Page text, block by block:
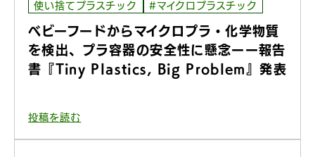
使い捨てプラスチック
#マイクロプラスチック
ベビーフードからマイクロプラ・化学物質
を検出、プラ容器の安全性に懸念ーー報告
書『Tiny Plastics, Big Problem』発表
投稿を読む